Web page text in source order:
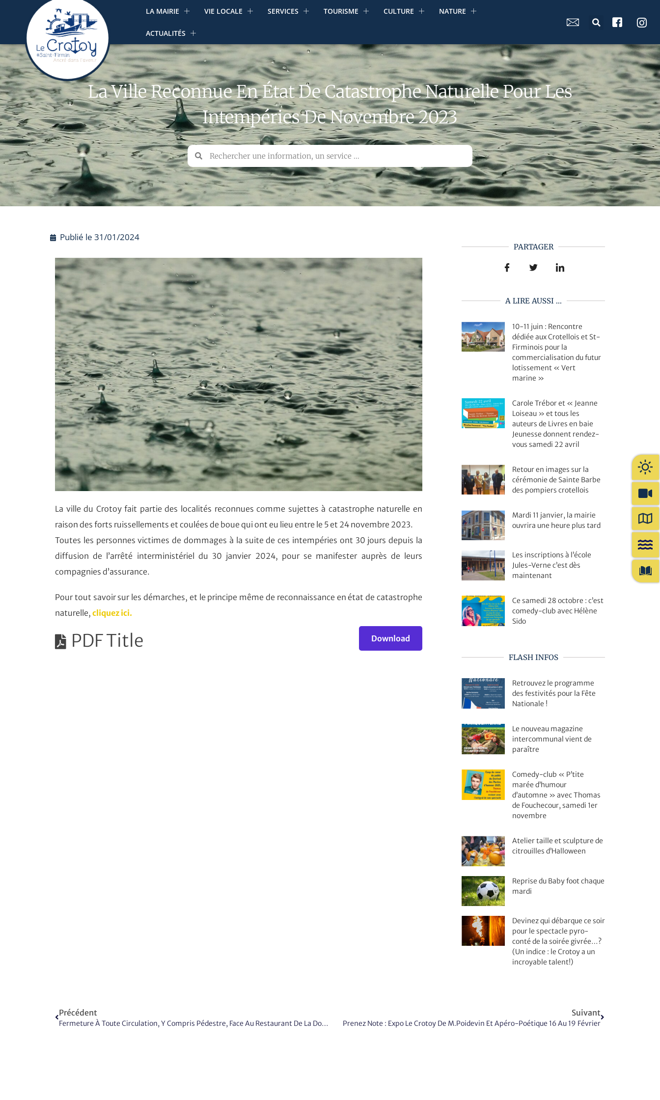
LA MAIRIE VIE LOCALE SERVICES TOURISME CULTURE NATURE
ACTUALITÉS
La Ville Reconnue En État De Catastrophe Naturelle Pour Les
Intempéries De Novembre 2023
Publié le 31/01/2024
La ville du Crotoy fait partie des localités reconnues comme sujettes à catastrophe naturelle en
raison des forts ruissellements et coulées de boue qui ont eu lieu entre le 5 et 24 novembre 2023.
Toutes les personnes victimes de dommages à la suite de ces intempéries ont 30 jours depuis la
diffusion de l’arrêté interministériel du 30 janvier 2024, pour se manifester auprès de leurs
compagnies d’assurance.
Pour tout savoir sur les démarches, et le principe même de reconnaissance en état de catastrophe
naturelle, cliquez ici.
PDF Title Download
PARTAGER
A LIRE AUSSI ...
10-11 juin : Rencontre
dédiée aux Crotellois et St-
Firminois pour la
commercialisation du futur
lotissement « Vert
marine »
Carole Trébor et « Jeanne
Loiseau » et tous les
auteurs de Livres en baie
Jeunesse donnent rendez-
vous samedi 22 avril
Retour en images sur la
cérémonie de Sainte Barbe
des pompiers crotellois
Mardi 11 janvier, la mairie
ouvrira une heure plus tard
Les inscriptions à l’école
Jules-Verne c’est dès
maintenant
Ce samedi 28 octobre : c’est
comedy-club avec Hélène
Sido
FLASH INFOS
Retrouvez le programme
des festivités pour la Fête
Nationale !
Le nouveau magazine
intercommunal vient de
paraître
Comedy-club « P’tite
marée d’humour
d’automne » avec Thomas
de Fouchecour, samedi 1er
novembre
Atelier taille et sculpture de
citrouilles d’Halloween
Reprise du Baby foot chaque
mardi
Devinez qui débarque ce soir
pour le spectacle pyro-
conté de la soirée givrée…?
(Un indice : le Crotoy a un
incroyable talent!)
Précédent
Fermeture À Toute Circulation, Y Compris Pédestre, Face Au Restaurant De La Dolce Vita
Suivant
Prenez Note : Expo Le Crotoy De M.Poidevin Et Apéro-Poétique 16 Au 19 Février